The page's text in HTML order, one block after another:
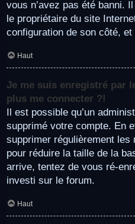
vous n’avez pas été banni.
le propriétaire du site
configuration de son côté, et
Haut
Je me suis enregistré par
plus me connecter ?!
Il est possible qu’un
supprimé votre compte. En
supprimer régulièrement les
pour réduire la taille de la
arrive, tentez de vous ré-
investi sur le forum.
Haut